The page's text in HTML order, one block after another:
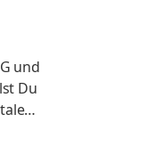
und
Du